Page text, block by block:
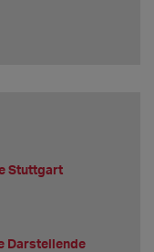
Stuttgart
Darstellende